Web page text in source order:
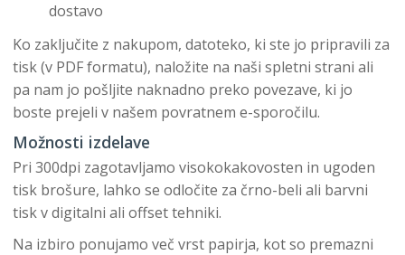
dostavo
Ko zaključite z nakupom, datoteko, ki ste jo pripravili za
tisk (v PDF formatu), naložite na naši spletni strani ali
pa nam jo pošljite naknadno preko povezave, ki jo
boste prejeli v našem povratnem e-sporočilu.
Možnosti izdelave
Pri 300dpi zagotavljamo visokokakovosten in ugoden
tisk brošure, lahko se odločite za črno-beli ali barvni
tisk v digitalni ali offset tehniki.
Na izbiro ponujamo več vrst papirja, kot so premazni